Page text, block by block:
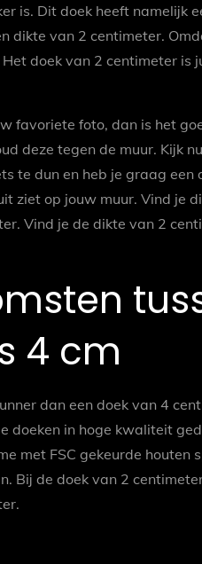
is. Dit doek heeft namelijk
dikte van 2 centimeter.
doek van 2 centimeter
favoriete foto, dan is het
deze tegen de muur. Kijk
te dun en heb je graag een
ziet op jouw muur. Vind je
Vind je de dikte van 2
4 cm
dan een doek van 4
doeken in hoge kwaliteit
met FSC gekeurde houten
Bij de doek van 2